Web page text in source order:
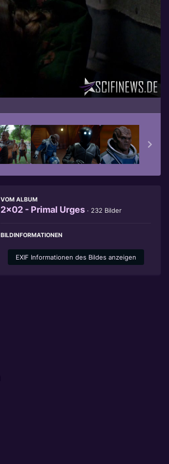
VOM ALBUM
2x02 - Primal Urges · 232 Bilder
BILDINFORMATIONEN
EXIF Informationen des Bildes anzeigen